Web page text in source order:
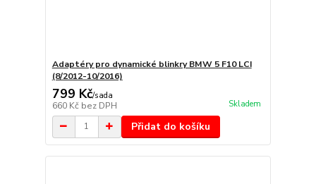
Adaptéry pro dynamické blinkry BMW 5 F10 LCI
(8/2012-10/2016)
799 Kč/sada
660 Kč bez DPH Skladem
Přidat do košíku